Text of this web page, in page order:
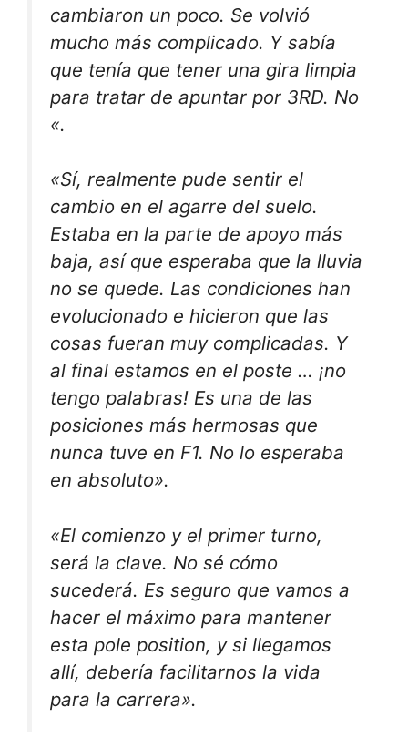
cambiaron un poco. Se volvió
mucho más complicado. Y sabía
que tenía que tener una gira limpia
para tratar de apuntar por 3RD. No
«.
«Sí, realmente pude sentir el
cambio en el agarre del suelo.
Estaba en la parte de apoyo más
baja, así que esperaba que la lluvia
no se quede. Las condiciones han
evolucionado e hicieron que las
cosas fueran muy complicadas. Y
al final estamos en el poste … ¡no
tengo palabras! Es una de las
posiciones más hermosas que
nunca tuve en F1. No lo esperaba
en absoluto».
«El comienzo y el primer turno,
será la clave. No sé cómo
sucederá. Es seguro que vamos a
hacer el máximo para mantener
esta pole position, y si llegamos
allí, debería facilitarnos la vida
para la carrera».